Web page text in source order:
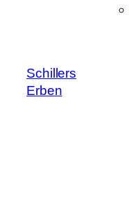
Schillers
Erben